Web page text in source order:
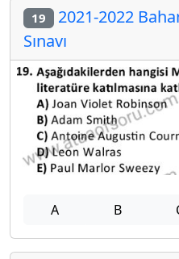
19 2021-2022
Sınavı
A B